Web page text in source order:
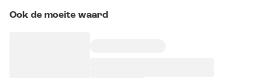
Ook de moeite waard